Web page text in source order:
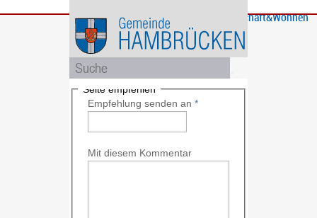
Bürgerservice
GemeindeBildung
und
Soziales
Rathaus
und
Politik
Wirtschaft&Wohnen
Seite empfehlen
Empfehlung senden an *
Mit diesem Kommentar